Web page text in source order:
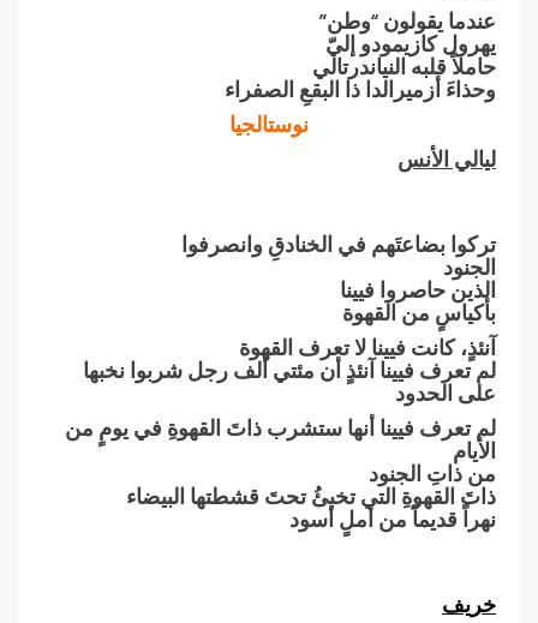
عندما يقولون “وطن”
يهرول كازيمودو إليّ
حاملاً قلبه النياندرتالي
وحذاءَ أزميرالدا ذا البقعِ الصفراء
نوستالجيا
ليالي الأنس
تركوا بضاعتَهم في الخنادقِ وانصرفوا
الجنود
الذين حاصروا فيينا
بأكياسٍ من القهوة
آنئذٍ، كانت فيينا لا تعرف القهوة
لم تعرف فيينا آنئذٍ أن مئتي ألف رجل شربوا نخبها
على الحدود
لم تعرف فيينا أنها ستشرب ذاتَ القهوةِ في يومٍ من
الأيام
من ذاتِ الجنود
ذاتَ القهوةِ التي تخبئُ تحتَ قشطتها البيضاء
نهراً قديماً من أملٍ أسود
خريف